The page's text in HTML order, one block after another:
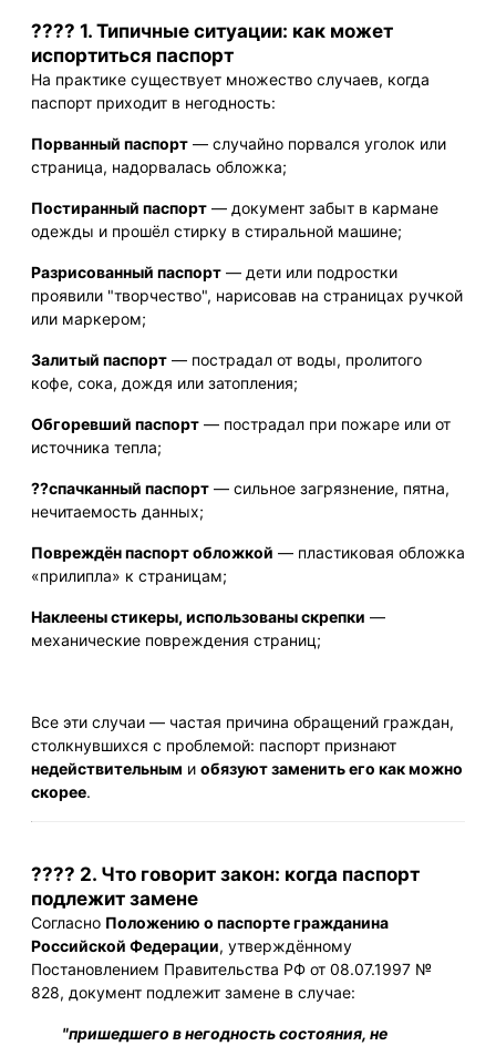
???? 1. Типичные ситуации: как может
испортиться паспорт
На практике существует множество случаев, когда
паспорт приходит в негодность:
Порванный паспорт — случайно порвался уголок или
страница, надорвалась обложка;
Постиранный паспорт — документ забыт в кармане
одежды и прошёл стирку в стиральной машине;
Разрисованный паспорт — дети или подростки
проявили "творчество", нарисовав на страницах ручкой
или маркером;
Залитый паспорт — пострадал от воды, пролитого
кофе, сока, дождя или затопления;
Обгоревший паспорт — пострадал при пожаре или от
источника тепла;
??спачканный паспорт — сильное загрязнение, пятна,
нечитаемость данных;
Повреждён паспорт обложкой — пластиковая обложка
«прилипла» к страницам;
Наклеены стикеры, использованы скрепки —
механические повреждения страниц;
Все эти случаи — частая причина обращений граждан,
столкнувшихся с проблемой: паспорт признают
недействительным и обязуют заменить его как можно
скорее.
???? 2. Что говорит закон: когда паспорт
подлежит замене
Согласно Положению о паспорте гражданина
Российской Федерации, утверждённому
Постановлением Правительства РФ от 08.07.1997 №
828, документ подлежит замене в случае:
"пришедшего в негодность состояния, не